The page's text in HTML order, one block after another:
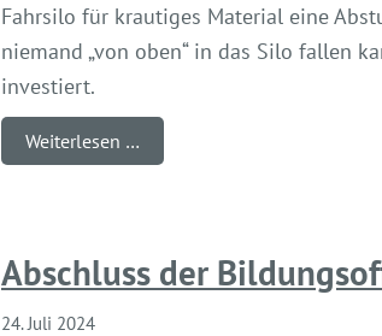
Fahrsilo für krautiges Material eine
niemand „von oben“ in das Silo fallen
investiert.
Weiterlesen …
Abschluss der
24. Juli 2024